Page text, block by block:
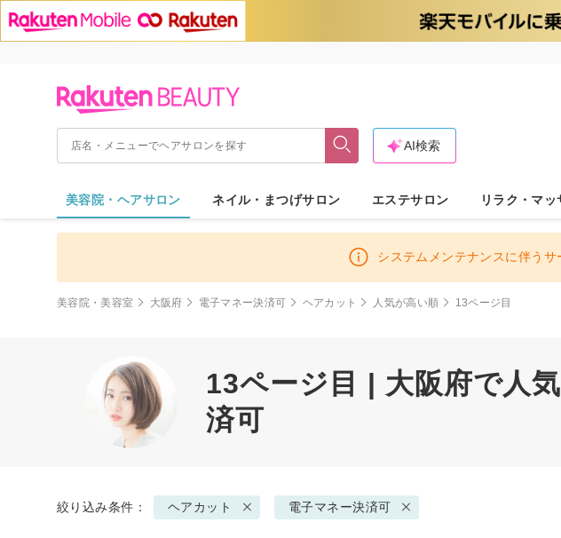
AI検索
美容院・ヘアサロン ネイル・まつげサロン エステサロン リラク・マ
システムメンテナンスに伴う
美容院・美容室 大阪府 電子マネー決済可 ヘアカット 人気が高い順 13ページ目
13ページ目 | 大阪府で人
済可
絞り込み条件： ヘアカット 電子マネー決済可